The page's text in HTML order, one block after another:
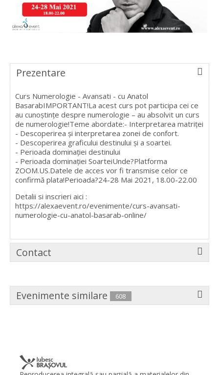
Prezentare
Curs Numerologie - Avansati - cu Anatol
BasarabIMPORTANT!La acest curs pot participa cei ce
au cunoștințe despre numerologie – au absolvit un curs
de numerologie!Teme abordate:- Interpretarea matriței
- Descoperirea și interpretarea zonei de confort.
- Descoperirea graficului destinului și a soartei.
- Perioada dominației destinului
- Perioada dominației SoarteiUnde?Platforma
ZOOM.US.Datele de acces vor fi transmise celor ce
confirmă plata!Perioada?24-28 Mai 2021, 18.00-22.00
Detalii si inscrieri aici :
https://alexaevent.ro/evenimente/curs-avansati-
numerologie-cu-anatol-basarab-online/
Contact
Evenimente similare 608